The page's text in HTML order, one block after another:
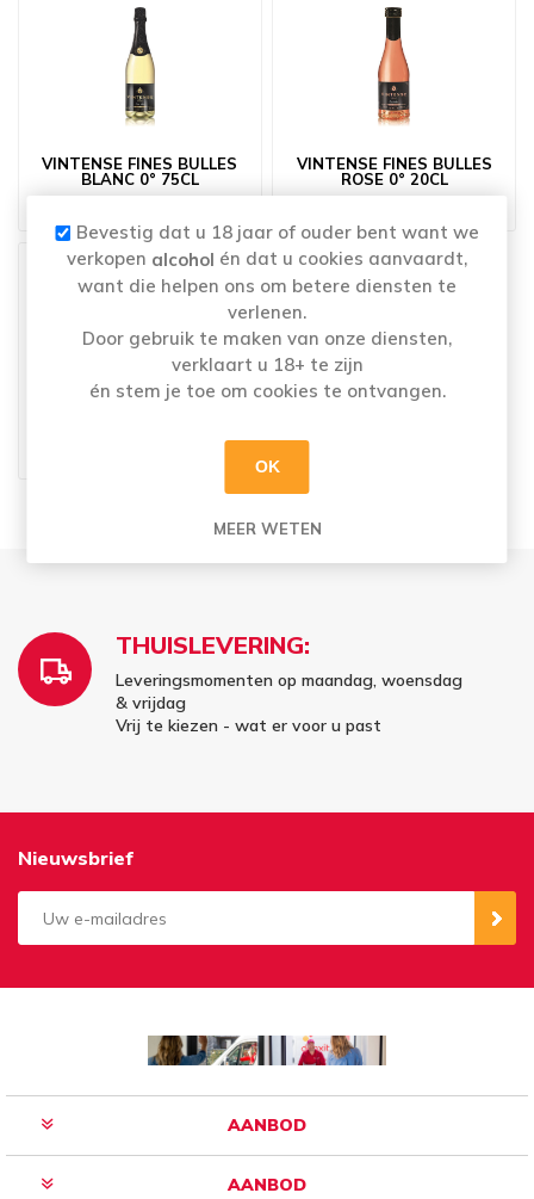
VINTENSE FINES BULLES
BLANC 0° 75CL
VINTENSE FINES BULLES
ROSE 0° 20CL
THUISLEVERING:
Leveringsmomenten op maandag, woensdag
& vrijdag
Vrij te kiezen - wat er voor u past
Nieuwsbrief
AANBOD
AANBOD
Bevestig dat u 18 jaar of ouder bent want we
verkopen alcohol én dat u cookies aanvaardt,
want die helpen ons om betere diensten te
verlenen.
Door gebruik te maken van onze diensten,
verklaart u 18+ te zijn
én stem je toe om cookies te ontvangen.
OK
MEER WETEN